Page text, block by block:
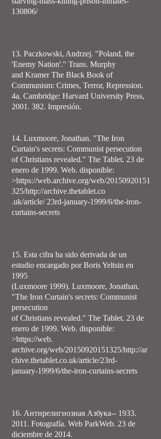
130806/
13. Paczkowski, Andrzej. "Poland, the
'Enemy Nation'." Trans. Murphy
and Kramer The Black Book of
Communism: Crimes, Terror, Repression.
4a. Cambridge: Harvard University Press,
2001. 382. Impresión.
14. Luxmoore, Jonathan. "The Iron
Curtain's secrets: Communist persecution
of Christians revealed." The Tablet. 23 de
enero de 1999. Web. disponible:
>https://web.archive.org/web/20150920151
325/http://archive.thetablet.co
.uk/article/ 23rd-january-1999/6/the-iron-
curtains-secrets
15. Esta cifra ha sido derivada de un
estudio encargado por Boris Yeltsin en
1995
(Luxmoore 1999). Luxmoore, Jonathan.
"The Iron Curtain's secrets: Communist
persecution
of Christians revealed." The Tablet. 23 de
enero de 1999. Web. disponible:
>https://web.
archive.org/web/20150920151325/http://ar
chive.thetablet.co.uk/article/23rd-
january-1999/6/the-iron-curtains-secrets
16. Антирелигиозная Азбука-- 1933.
2011 . Fotografía. Web ParkWeb. 23 de
diciembre de 2014.